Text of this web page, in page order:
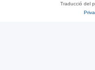
Traducció del